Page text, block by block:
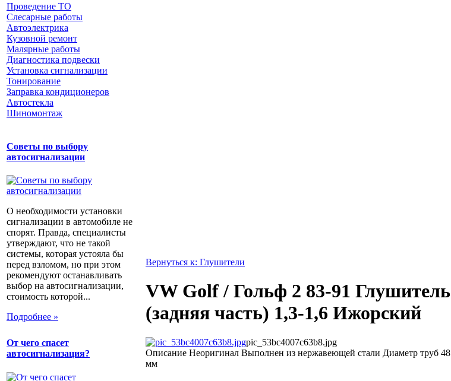
Проведение ТО
Слесарные работы
Автоэлектрика
Кузовной ремонт
Малярные работы
Диагностика подвески
Установка сигнализации
Тонирование
Заправка кондиционеров
Автостекла
Шиномонтаж
Советы по выбору
автосигнализации
О необходимости установки
сигнализации в автомобиле не
спорят. Правда, специалисты
утверждают, что не такой
системы, которая устояла бы
перед взломом, но при этом
рекомендуют останавливать
выбор на автосигнализации,
стоимость которой...
Подробнее »
От чего спасет
автосигнализация?
Вернуться к: Глушители
VW Golf / Гольф 2 83-91 Глушитель
(задняя часть) 1,3-1,6 Ижорский
pic_53bc4007c63b8.jpg
Описание Неоригинал Выполнен из нержавеющей стали Диаметр труб 48
мм